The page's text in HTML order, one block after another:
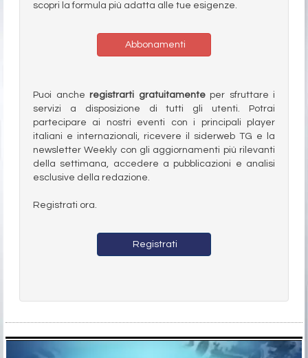
scopri la formula più adatta alle tue esigenze.
Abbonamenti
Puoi anche registrarti gratuitamenteper sfruttare i
servizi a disposizione di tutti gli utenti. Potrai
partecipare ai nostri eventi con i principali player
italiani e internazionali, ricevere il siderweb TG e la
newsletter Weekly con gli aggiornamenti più rilevanti
della settimana, accedere a pubblicazioni e analisi
esclusive della redazione.
Registrati ora.
Registrati